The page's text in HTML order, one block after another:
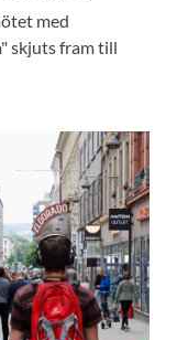
med
skjuts fram till